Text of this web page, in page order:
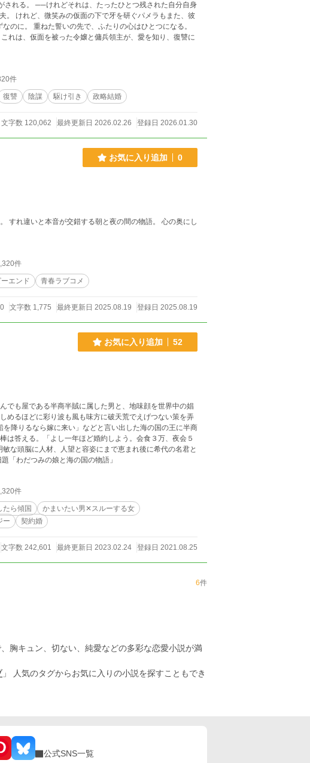
される。 ──けれどそれは、たったひとつ残された自分自身
件
復讐 陰謀 駆け引き 政略結婚
文字数 120,062 最終更新日 2026.02.26 登録日 2026.01.30
お気に入り追加 0
すれ違いと本音が交錯する朝と夜の間の物語。 心の奥にし
件
エンド 青春ラブコメ
文字数 1,775 最終更新日 2025.08.19 登録日 2025.08.19
お気に入り追加 52
でも屋である半商半賊に属した男と、地味顔を世界中の娼
めるほどに彩り波も風も味方に破天荒でえげつない策を弄
降りるなら嫁に来い」などと言い出した海の国の王に半商
は答える。「よし一年ほど婚約しよう。会食３万、夜会５
な頭脳に人材、人望と容姿にまで恵まれ後に希代の名君と
れる男は絶望的なまでに女の趣味が悪かった。 旧題「わだつみの娘と海の国の物語」
件
たら傾国
かまいたい男✕スルーする女
ー 契約婚
文字数 242,601 最終更新日 2023.02.24 登録日 2021.08.25
6件
胸キュン、切ない、純愛などの多彩な恋愛小説が満
」 人気のタグからお気に入りの小説を探すこともでき
公式SNS一覧